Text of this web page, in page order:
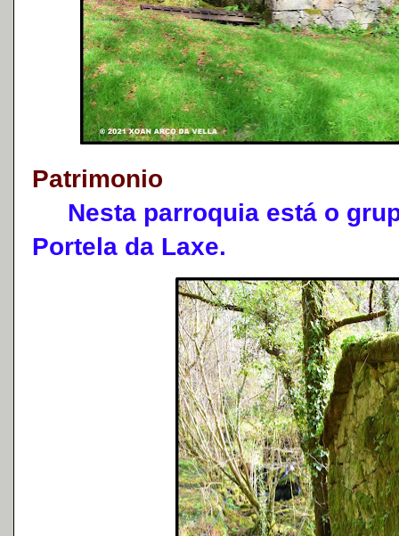
Patrimonio
Nesta parroquia está o
Portela da Laxe.